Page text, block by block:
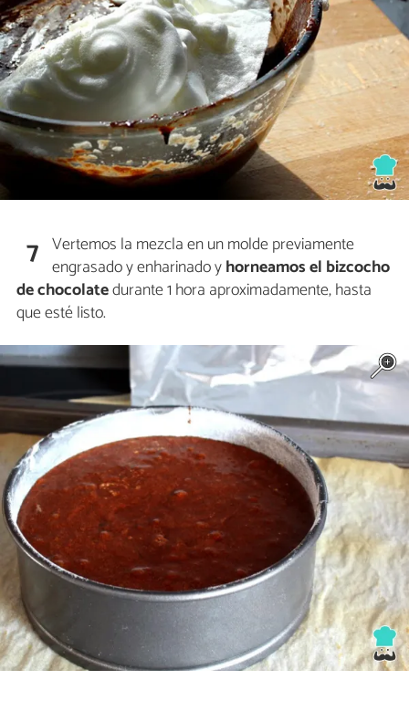
7 Vertemos la mezcla en un molde previamente
engrasado y enharinado yhorneamos el bizcocho
de chocolatedurante 1 hora aproximadamente, hasta
que esté listo.